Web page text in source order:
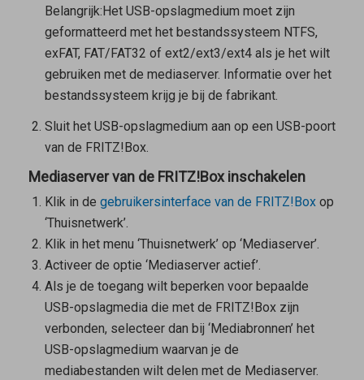
Belangrijk:Het USB-opslagmedium moet zijn
geformatteerd met het bestandssysteem NTFS,
exFAT, FAT/FAT32 of ext2/ext3/ext4 als je het wilt
gebruiken met de mediaserver. Informatie over het
bestandssysteem krijg je bij de fabrikant.
Sluit het USB-opslagmedium aan op een USB-poort
van de FRITZ!Box.
Mediaserver van de FRITZ!Box inschakelen
Klik in de gebruikersinterface van de FRITZ!Boxop
‘Thuisnetwerk’.
Klik in het menu ‘Thuisnetwerk’ op ‘Mediaserver’.
Activeer de optie ‘Mediaserver actief’.
Als je de toegang wilt beperken voor bepaalde
USB-opslagmedia die met de FRITZ!Box zijn
verbonden, selecteer dan bij ‘Mediabronnen’ het
USB-opslagmedium waarvan je de
mediabestanden wilt delen met de Mediaserver.